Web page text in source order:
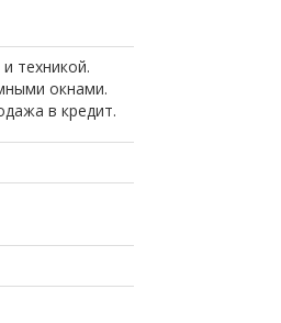
техникой.
окнами.
в кредит.